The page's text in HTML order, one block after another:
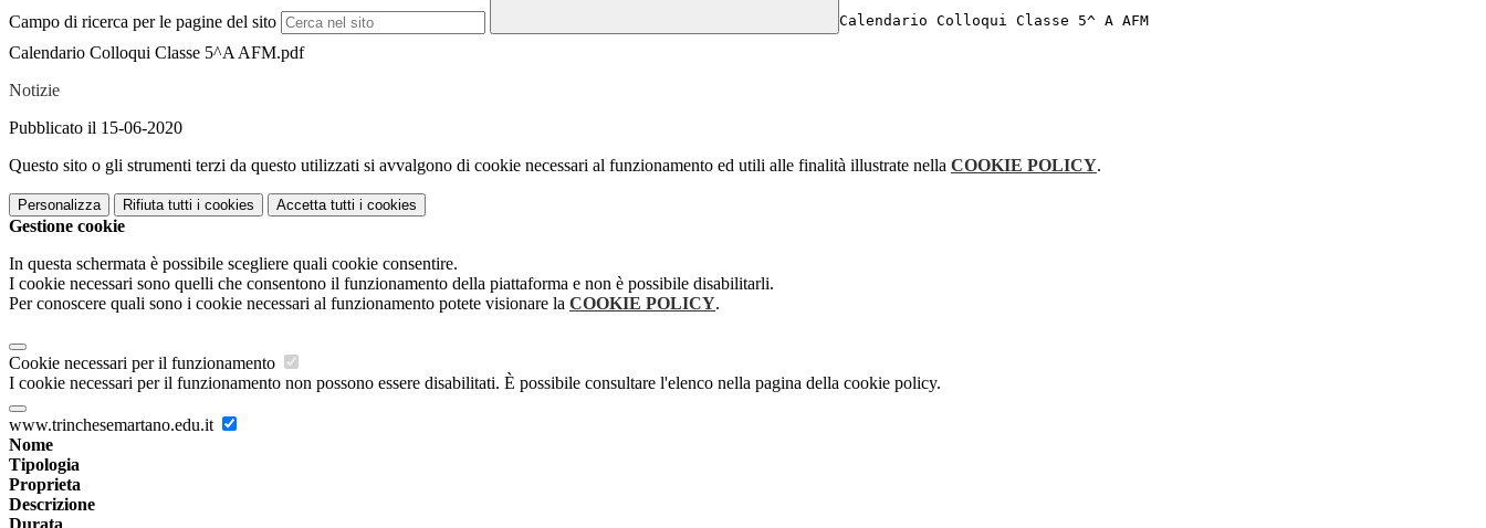
Campo di ricerca per le pagine del sito Calendario Colloqui Classe 5^ A AFM
Calendario Colloqui Classe 5^A AFM.pdf
Notizie
Pubblicato il 15-06-2020
Questo sito o gli strumenti terzi da questo utilizzati si avvalgono di cookie necessari al funzionamento ed utili alle finalità illustrate nella COOKIE POLICY.
Personalizza Rifiuta tutti i cookies Accetta tutti i cookies
Gestione cookie
In questa schermata è possibile scegliere quali cookie consentire.
I cookie necessari sono quelli che consentono il funzionamento della piattaforma e non è possibile disabilitarli.
Per conoscere quali sono i cookie necessari al funzionamento potete visionare la COOKIE POLICY.
Cookie necessari per il funzionamento
I cookie necessari per il funzionamento non possono essere disabilitati. È possibile consultare l'elenco nella pagina della cookie policy.
www.trinchesemartano.edu.it
Nome
Tipologia
Proprieta
Descrizione